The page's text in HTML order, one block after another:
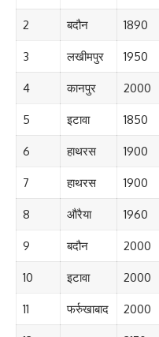
2 बदौन 1890
3 लखीमपुर 1950
4 कानपुर 2000
5 इटावा 1850
6 हाथरस 1900
7 हाथरस 1900
8 औरैया 1960
9 बदौन 2000
10 इटावा 2000
11 फर्रुखाबाद 2000